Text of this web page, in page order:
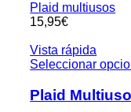
Plaid multiusos
15,95€
Vista rápida
Seleccionar
Plaid